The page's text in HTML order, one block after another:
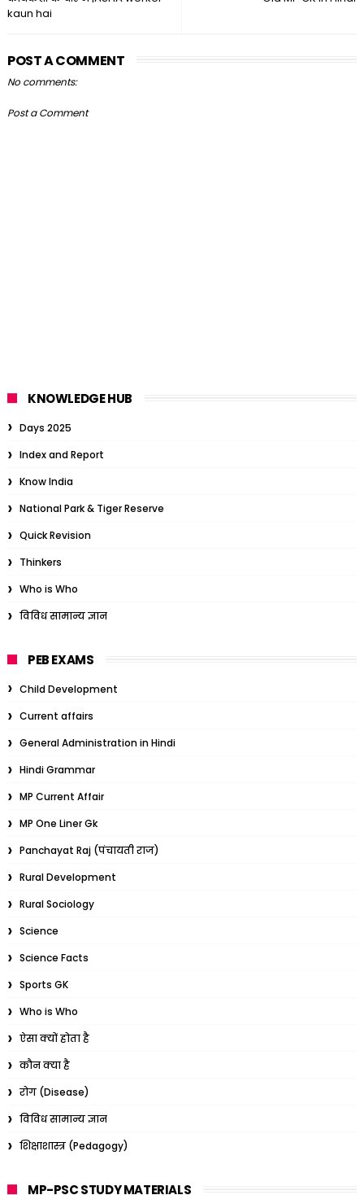
kaun hai
POST A COMMENT
No comments:
Post a Comment
KNOWLEDGE HUB
Days 2025
Index and Report
Know India
National Park & Tiger Reserve
Quick Revision
Thinkers
Who is Who
विविध सामान्य ज्ञान
PEB EXAMS
Child Development
Current affairs
General Administration in Hindi
Hindi Grammar
MP Current Affair
MP One Liner Gk
Panchayat Raj (पंचायती राज)
Rural Development
Rural Sociology
Science
Science Facts
Sports GK
Who is Who
ऐसा क्यों होता है
कौन क्या है
रोग (Disease)
विविध सामान्य ज्ञान
शिक्षाशास्त्र (Pedagogy)
MP-PSC STUDY MATERIALS